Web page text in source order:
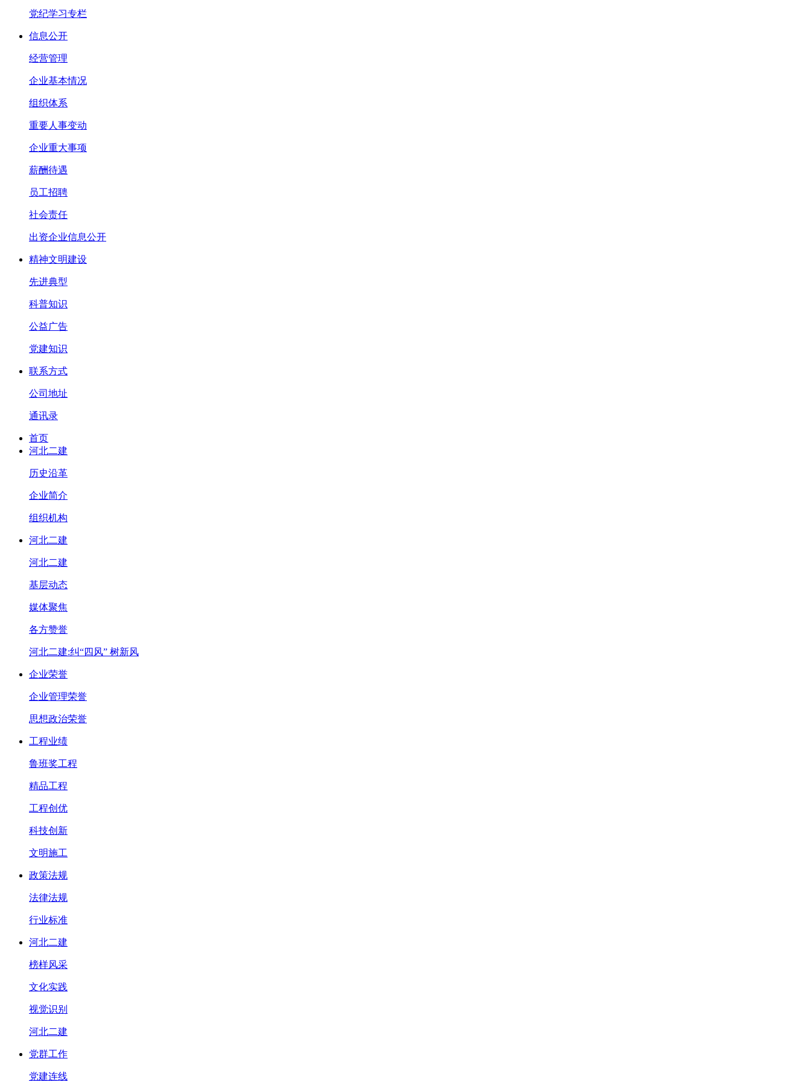
党纪学习专栏
信息公开
经营管理
企业基本情况
组织体系
重要人事变动
企业重大事项
薪酬待遇
员工招聘
社会责任
出资企业信息公开
精神文明建设
先进典型
科普知识
公益广告
党建知识
联系方式
公司地址
通讯录
首页
河北二建
历史沿革
企业简介
组织机构
河北二建
河北二建
基层动态
媒体聚焦
各方赞誉
河北二建:纠“四风” 树新风
企业荣誉
企业管理荣誉
思想政治荣誉
工程业绩
鲁班奖工程
精品工程
工程创优
科技创新
文明施工
政策法规
法律法规
行业标准
河北二建
榜样风采
文化实践
视觉识别
河北二建
党群工作
党建连线